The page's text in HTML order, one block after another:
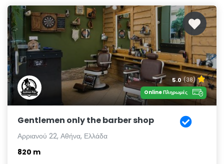
5.0 (38)
Online Πληρωμές
Gentlemen only the barber shop
Αρριανού 22, Αθήνα, Ελλάδα
820 m